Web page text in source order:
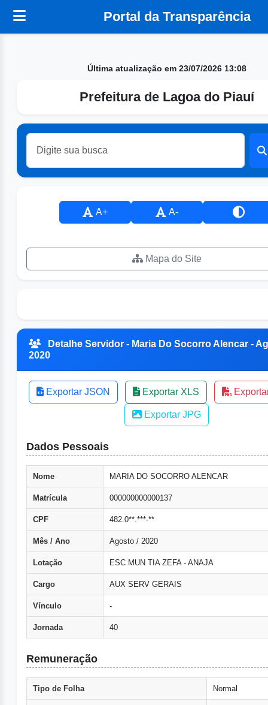
Portal da Transparência
Última atualização em 23/07/2026 13:08
Prefeitura de Lagoa do Piauí
A+ A-
Mapa do Site
Detalhe Servidor - Maria Do Socorro Alencar -
2020
Exportar JSON Exportar XLS
Exportar JPG
Dados Pessoais
Nome MARIA DO SOCORRO ALENCAR
Matrícula 000000000000137
CPF 482.0**.***-**
Mês / Ano Agosto / 2020
Lotação ESC MUN TIA ZEFA - ANAJA
Cargo AUX SERV GERAIS
Vínculo -
Jornada 40
Remuneração
Tipo de Folha Normal